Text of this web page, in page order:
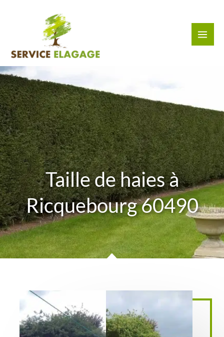
Taille de haies à
Ricquebourg 60490